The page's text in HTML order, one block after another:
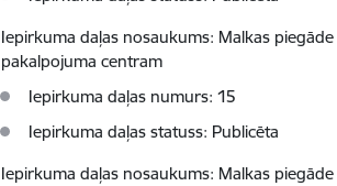
Iepirkuma daļas nosaukums: Malkas
pakalpojuma centram
Iepirkuma daļas numurs: 15
Iepirkuma daļas statuss: Publicēta
Iepirkuma daļas nosaukums: Malkas